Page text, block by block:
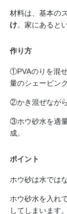
材料は、基本の
け。家にあると
作り方
①PVAのりを混
量のシェービン
②かき混ぜなが
③ホウ砂水を適
成。
ポイント
ホウ砂は水では
ホウ砂水を入れ
してしまいます